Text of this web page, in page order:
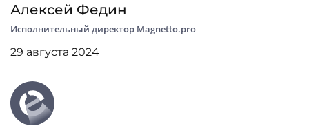
Алексей Федин
Исполнительный директор Magnetto.pro
29 августа 2024